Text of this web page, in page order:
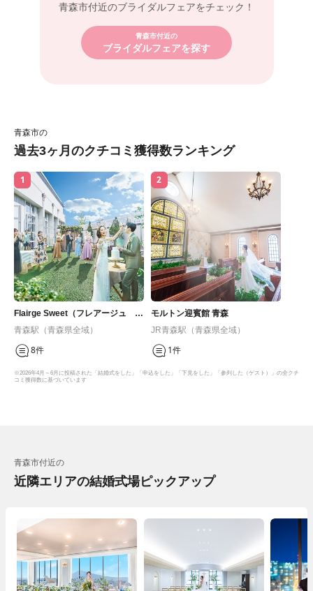
青森市付近のブライダルフェアをチェック！
青森市付近の
ブライダルフェアを探す
青森市の
過去3ヶ月のクチコミ獲得数ランキング
1
Flairge Sweet（フレアージュ ス
ウィート）
青森駅（青森県全域）
8件
2
モルトン迎賓館 青森
JR青森駅（青森県全域）
1件
※2026年4月～6月に投稿された「結婚式をした」「申込をした」「下見をした」「参列した（ゲスト）」の全クチ
コミ獲得数に基づいています
青森市付近の
近隣エリアの結婚式場ピックアップ